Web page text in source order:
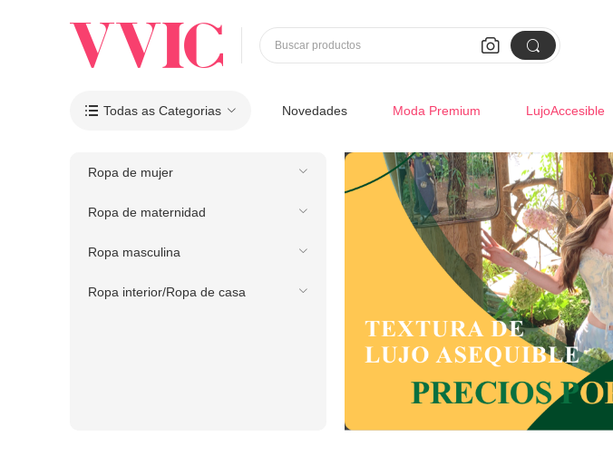
 
Buscar productos
 Todas as Categorias Novedades Moda Premium LujoAccesible
Ropa de mujer
Ropa de maternidad
Ropa masculina
Ropa interior/Ropa de casa